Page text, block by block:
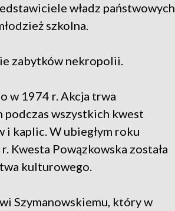
władz państwowych
szkolna.
zabytków nekropolii.
w 1974 r. Akcja trwa
wszystkich kwest
kaplic. W ubiegłym roku
Kwesta Powązkowska została
kulturowego.
Szymanowskiemu, który w